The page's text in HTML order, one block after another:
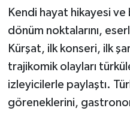
Kendi hayat hikayesi ve
dönüm noktalarını,
Kürşat, ilk konseri, ilk
trajikomik olayları
izleyicilerle paylaştı.
göreneklerini,